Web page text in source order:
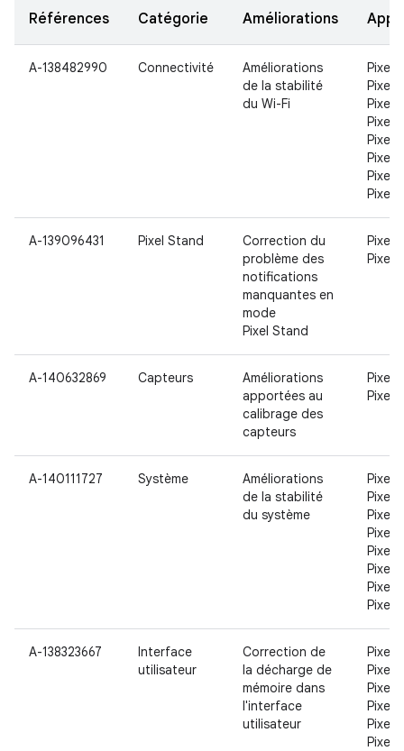
Références Catégorie Améliorations
A-138482990 Connectivité
Améliorations
de la stabilité
du Wi-Fi
Pixel,
Pixel
Pixel
Pixel
Pixel
Pixel
Pixel
Pixel
A-139096431 Pixel Stand
Correction du
problème des
notifications
manquantes en
mode
Pixel Stand
Pixel
Pixel
A-140632869 Capteurs
Améliorations
apportées au
calibrage des
capteurs
Pixel
Pixel
A-140111727 Système
Améliorations
de la stabilité
du système
Pixel,
Pixel
Pixel
Pixel
Pixel
Pixel
Pixel
Pixel
A-138323667
Interface
utilisateur
Correction de
la décharge de
mémoire dans
l'interface
utilisateur
Pixel,
Pixel
Pixel
Pixel
Pixel
Pixel